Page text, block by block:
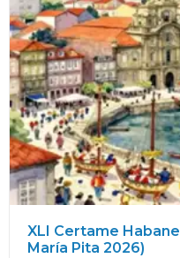
XLI Certame
María Pita 2026)